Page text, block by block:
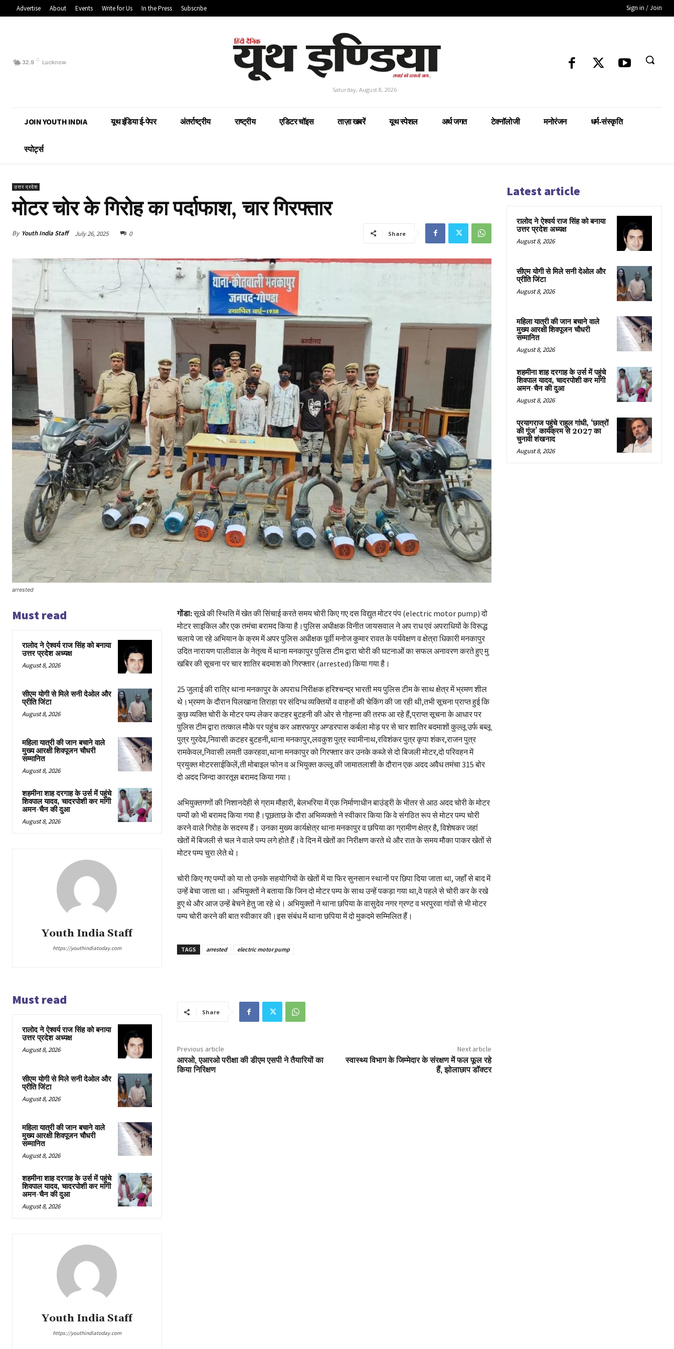
Advertise About Events Write for Us In the Press Subscribe Sign in / Join
32.9 C Lucknow
Saturday, August 8, 2026
JOIN YOUTH INDIA यूथ इंडिया ई-पेपर अंतर्राष्ट्रीय राष्ट्रीय एडिटर चॉइस ताज़ा खबरें यूथ स्पेशल अर्थ जगत टेक्नॉलोजी मनोरंजन धर्म-संस्कृति
स्पोर्ट्स
उत्तर प्रदेश
मोटर चोर के गिरोह का पर्दाफाश, चार गिरफ्तार
By Youth India Staff July 26, 2025 0 Share
arrested
Must read
रालोद ने ऐश्वर्य राज सिंह को बनाया
उत्तर प्रदेश अध्यक्ष
August 8, 2026
सीएम योगी से मिले सनी देओल और
प्रीति जिंटा
August 8, 2026
महिला यात्री की जान बचाने वाले
मुख्य आरक्षी शिवपूजन चौधरी
सम्मानित
August 8, 2026
शहमीना शाह दरगाह के उर्स में पहुंचे
शिवपाल यादव, चादरपोशी कर मांगी
अमन-चैन की दुआ
August 8, 2026
Youth India Staff
https://youthindiatoday.com
गोंडा:सूखे की स्थिति में खेत की सिंचाई करते समय चोरी किए गए दस विद्युत मोटर पंप (electric motor pump) दो
मोटर साइकिल और एक तमंचा बरामद किया है।पुलिस अधीक्षक विनीत जायसवाल ने अप राध एवं अपराधियों के विरूद्ध
चलाये जा रहे अभियान के क्रम में अपर पुलिस अधीक्षक पूर्वी मनोज कुमार रावत के पर्यवेक्षण व क्षेत्रा धिकारी मनकापुर
उदित नारायण पालीवाल के नेतृत्व में थाना मनकापुर पुलिस टीम द्वारा चोरी की घटनाओं का सफल अनावरण करते हुए मु
खबिर की सूचना पर चार शातिर बदमाश को गिरफ्तार (arrested) किया गया है।
25 जुलाई की रात्रि थाना मनकापुर के अपराध निरीक्षक हरिश्चन्द्र भारती मय पुलिस टीम के साथ क्षेत्र में भ्रमण शील
थे।भ्रमण के दौरान पिलखाना तिराहा पर संदिग्ध व्यक्तियों व वाहनों की चेकिंग की जा रही थी,तभी सूचना प्राप्त हुई कि
कुछ व्यक्ति चोरी के मोटर पम्प लेकर कटहर बुटहनी की ओर से गोहन्ना की तरफ आ रहे हैं,प्राप्त सूचना के आधार पर
पुलिस टीम द्वारा तत्काल मौके पर पहुंच कर अशरफपुर अण्डरपास कर्बला मोड़ पर से चार शातिर बदमाशों कुल्लू उर्फ बब्लू
पुत्र गुरदेव,निवासी कटहर बुटहनी,थाना मनकापुर,लवकुश पुत्र स्वामीनाथ,रविशंकर पुत्र कृपा शंकर,राजन पुत्र
रामकेवल,निवासी लमती उकरहवा,थाना मनकापुर को गिरफ्तार कर उनके कब्जे से दो बिजली मोटर,दो परिवहन में
प्रयुक्त मोटरसाईकिलें,ती मोबाइल फोन व अ भियुक्त कल्लू की जामातलाशी के दौरान एक अदद अवैध तमंचा 315 बोर
दो अदद जिन्दा कारतूस बरामद किया गया।
अभियुक्तगणों की निशानदेही से ग्राम मौहारी, बेलभरिया में एक निर्माणाधीन बाउंड्री के भीतर से आठ अदद चोरी के मोटर
पम्पों को भी बरामद किया गया है।पूछताछ के दौरा अभिव्यक्तो ने स्वीकार किया कि वे संगठित रूप से मोटर पम्प चोरी
करने वाले गिरोह के सदस्य हैं। उनका मुख्य कार्यक्षेत्र थाना मनकापुर व छपिया का ग्रामीण क्षेत्र है, विशेषकर जहां
खेतों में बिजली से चल ने वाले पम्प लगे होते हैं।वे दिन में खेतों का निरीक्षण करते थे और रात के समय मौका पाकर खेतों से
मोटर पम्प चुरा लेते थे।
चोरी किए गए पम्पों को या तो उनके सहयोगियों के खेतों में या फिर सुनसान स्थानों पर छिपा दिया जाता था, जहाँ से बाद में
उन्हें बेचा जाता था। अभियुक्तों ने बताया कि जिन दो मोटर पम्प के साथ उन्हें पकड़ा गया था,वे पहले से चोरी कर के रखे
हुए थे और आज उन्हें बेचने हेतु जा रहे थे। अभियुक्तों ने थाना छपिया के वासुदेव नगर ग्रण्ट व भरपुरवा गांवों से भी मोटर
पम्प चोरी करने की बात स्वीकार की।इस संबंध में थाना छपिया में दो मुकदमे सम्मिलित हैं।
TAGS arrested electric motor pump
Must read
रालोद ने ऐश्वर्य राज सिंह को बनाया
उत्तर प्रदेश अध्यक्ष
August 8, 2026
सीएम योगी से मिले सनी देओल और
प्रीति जिंटा
August 8, 2026
महिला यात्री की जान बचाने वाले
मुख्य आरक्षी शिवपूजन चौधरी
सम्मानित
August 8, 2026
शहमीना शाह दरगाह के उर्स में पहुंचे
शिवपाल यादव, चादरपोशी कर मांगी
अमन-चैन की दुआ
August 8, 2026
Youth India Staff
https://youthindiatoday.com
Share
Previous article
आरओ, एआरओ परीक्षा की डीएम एसपी ने तैयारियों का
किया निरिक्षण
Next article
स्वास्थ्य विभाग के जिम्मेदार के संरक्षण में फल फूल रहे
हैं, झोलाछाप डॉक्टर
Latest article
रालोद ने ऐश्वर्य राज सिंह को बनाया
उत्तर प्रदेश अध्यक्ष
August 8, 2026
सीएम योगी से मिले सनी देओल और
प्रीति जिंटा
August 8, 2026
महिला यात्री की जान बचाने वाले
मुख्य आरक्षी शिवपूजन चौधरी
सम्मानित
August 8, 2026
शहमीना शाह दरगाह के उर्स में पहुंचे
शिवपाल यादव, चादरपोशी कर मांगी
अमन-चैन की दुआ
August 8, 2026
प्रयागराज पहुंचे राहुल गांधी, ‘छात्रों
की गूंज’ कार्यक्रम से 2027 का
चुनावी शंखनाद
August 8, 2026